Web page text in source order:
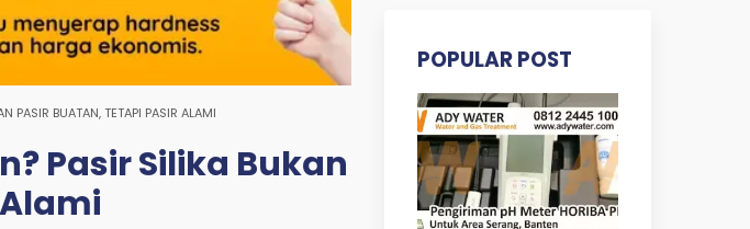
PASIR BUATAN, TETAPI PASIR ALAMI
Pasir Silika Bukan
POPULAR POST